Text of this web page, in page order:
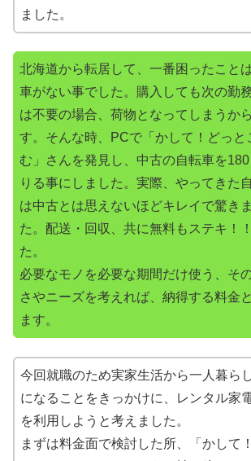
ました。
北海道から転居して、一番困ったこと
車がない事でした。購入しても次の勤
は不要の場合、荷物となってしまうか
す。そんな時、PCで「かして！どっと
む」さんを発見し、中古の自転車を
りる事にしました。実際、やってきた
は中古とは思えないほどキレイで驚き
た。配送・回収、共に無料もステキ！
た。
必要なモノを必要な期間だけ使う、そ
さやニーズを考えれば、納得する料金
ます。
今回就職のため実家生活から一人暮ら
になることをきっかけに、レンタル家
を利用しようと考えました。
まずは料金面で検討した所、「かして！